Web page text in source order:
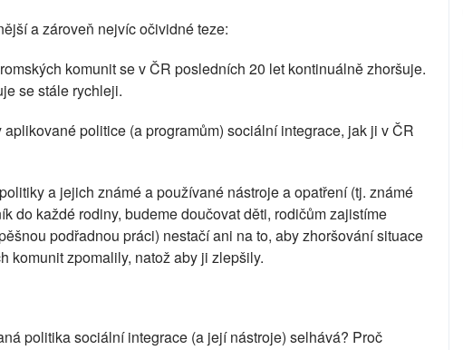
a zároveň nejvíc očividné teze:
komunit se v ČR posledních 20 let kontinuálně zhoršuje.
se stále rychleji.
politice (a programům) sociální integrace, jak ji v ČR
a jejich známé a používané nástroje a opatření (tj. známé
do každé rodiny, budeme doučovat děti, rodičům zajistíme
podřadnou práci) nestačí ani na to, aby zhoršování situace
komunit zpomalily, natož aby ji zlepšily.
politika sociální integrace (a její nástroje) selhává? Proč